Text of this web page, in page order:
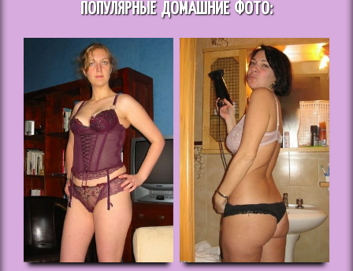
ПОПУЛЯРНЫЕ ДОМАШНИЕ ФОТО: